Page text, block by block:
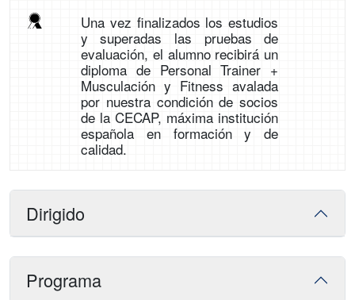
Una vez finalizados los estudios
y superadas las pruebas de
evaluación, el alumno recibirá un
diploma de Personal Trainer +
Musculación y Fitness avalada
por nuestra condición de socios
de la CECAP, máxima institución
española en formación y de
calidad.
Dirigido
Programa